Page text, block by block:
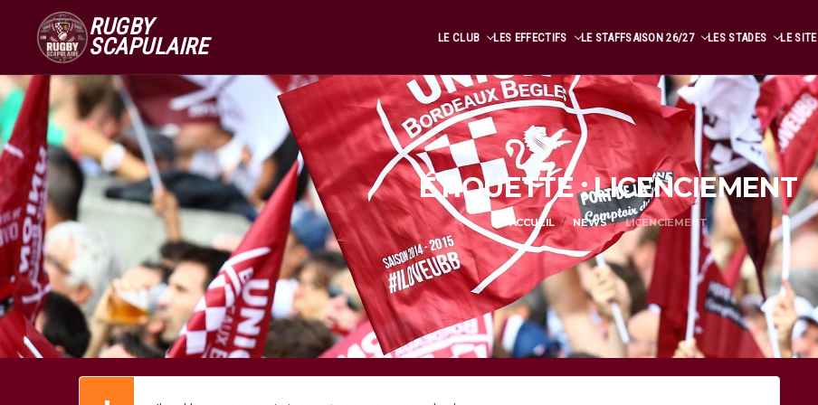
RUGBY
SCAPULAIRE LE CLUB LES EFFECTIFS LE STAFFSAISON 26/27 LES STADES LE SITE
ÉTIQUETTE : LICENCIEMENT
ACCUEIL NEWS LICENCIEMENT